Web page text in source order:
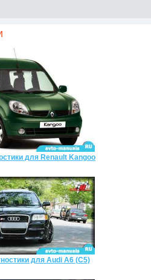
для Renault Kangoo
для Audi A6 (C5)